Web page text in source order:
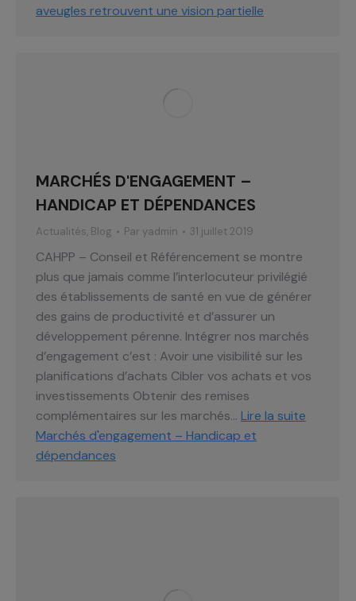
aveugles retrouvent une vision partielle
MARCHÉS D'ENGAGEMENT –
HANDICAP ET DÉPENDANCES
Actualités, Blog Par yadmin 31 juillet 2019
CAHPP – Conseil et Référencement se montre
plus que jamais comme l’interlocuteur privilégié
des établissements de santé en vue de générer
des gains de productivité et d’assurer un
développement pérenne. Intégrer nos marchés
d’engagement c’est : Avoir une visibilité sur les
planifications d’achats Cibler vos achats et vos
investissements Obtenir des remises
complémentaires sur les marchés… Lire la suite
Marchés d'engagement – Handicap et
dépendances